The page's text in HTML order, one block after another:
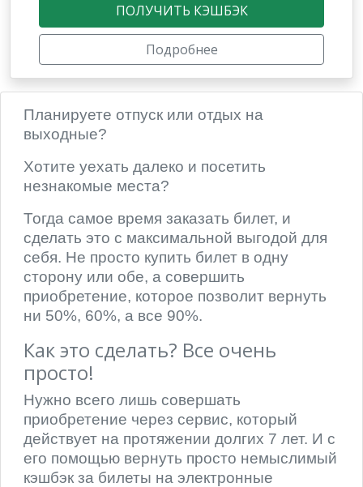
ПОЛУЧИТЬ КЭШБЭК
Подробнее
Планируете отпуск или отдых на
выходные?
Хотите уехать далеко и посетить
незнакомые места?
Тогда самое время заказать билет, и
сделать это с максимальной выгодой для
себя. Не просто купить билет в одну
сторону или обе, а совершить
приобретение, которое позволит вернуть
ни 50%, 60%, а все 90%.
Как это сделать? Все очень
просто!
Нужно всего лишь совершать
приобретение через сервис, который
действует на протяжении долгих 7 лет. И с
его помощью вернуть просто немыслимый
кэшбэк за билеты на электронные